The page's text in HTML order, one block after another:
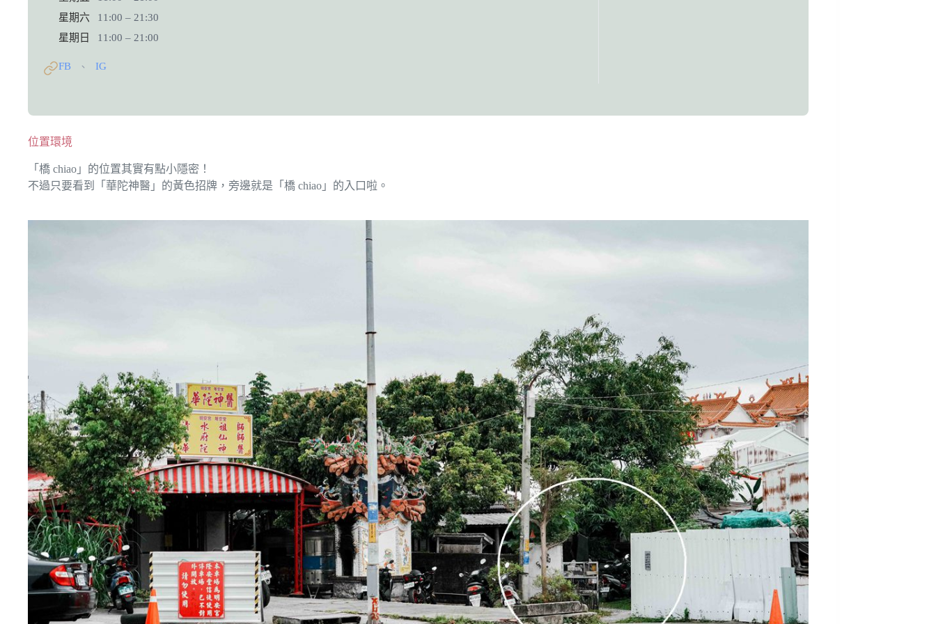
星期六
11:00 – 21:30
星期日
11:00 – 21:00
FB 、 IG
位置環境
「橋 chiao」的位置其實有點小隱密！
不過只要看到「華陀神醫」的黃色招牌，旁邊就是「橋 chiao」的入口啦。